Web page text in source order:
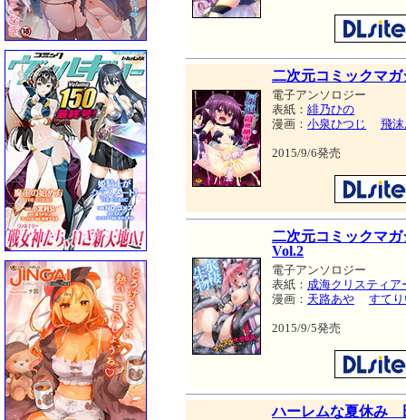
二次元コミックマ
電子アンソロジー
表紙： 緋乃ひの
漫画： 小泉ひつじ 飛
2015/9/6発売
二次元コミックマ
Vol.2
電子アンソロジー
表紙： 成海クリスティア
漫画： 天路あや すて
2015/9/5発売
ハーレムな夏休み